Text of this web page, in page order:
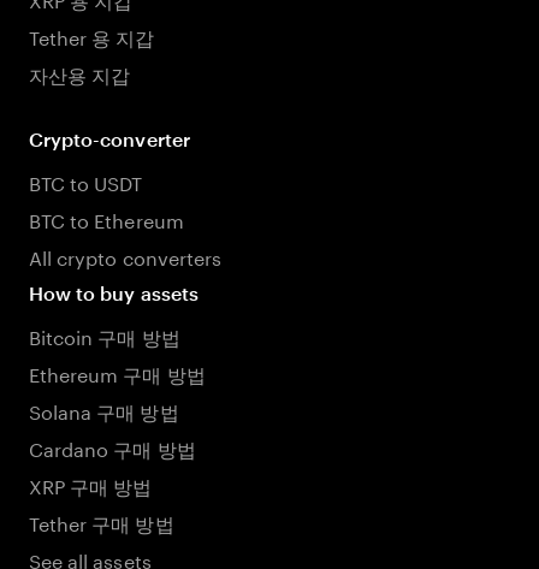
Tether 용 지갑
자산용 지갑
Crypto-converter
BTC to USDT
BTC to Ethereum
All crypto converters
How to buy assets
Bitcoin 구매 방법
Ethereum 구매 방법
Solana 구매 방법
Cardano 구매 방법
XRP 구매 방법
Tether 구매 방법
See all assets